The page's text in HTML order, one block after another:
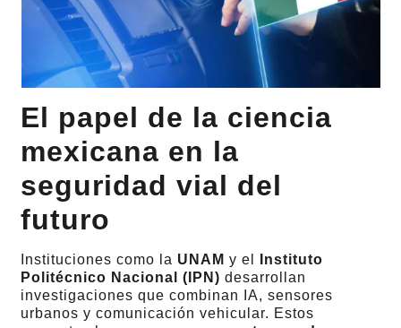
El papel de la ciencia
mexicana en la
seguridad vial del
futuro
Instituciones como la UNAM y el
Instituto
Politécnico Nacional (IPN) desarrollan
investigaciones que combinan IA, sensores
urbanos y comunicación vehicular. Estos